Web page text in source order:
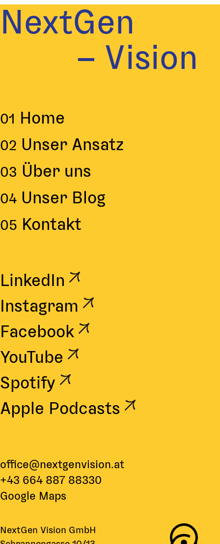
NextGen
– Vision
01 Home
02 Unser Ansatz
03 Über uns
04 Unser Blog
05 Kontakt
LinkedIn
Instagram
Facebook
YouTube
Spotify
Apple Podcasts
office@nextgenvision.at
+43 664 887 88330
Google Maps
NextGen Vision GmbH